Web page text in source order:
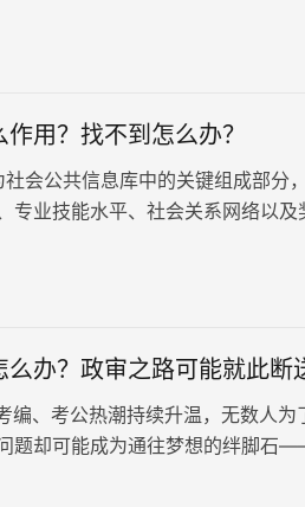
用？找不到怎么办？
会公共信息库中的关键组成部分
专业技能水平、社会关系网络以及
办？政审之路可能就此断
、考公热潮持续升温，无数人为
题却可能成为通往梦想的绊脚石